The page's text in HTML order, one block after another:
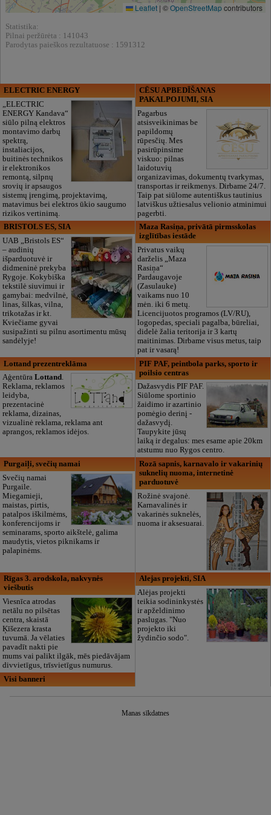
Leaflet | ©OpenStreetMapcontributors
Statistika:
Pilnai peržūrėta : 141043
Parodytas paieškos rezultatuose : 1591312
ELECTRIC ENERGY
„ELECTRIC
ENERGY Kandava“
siūlo pilną elektros
montavimo darbų
spektrą,
instaliacijos,
buitinės technikos
ir elektronikos
remontą, silpnų
srovių ir apsaugos
sistemų įrengimą, projektavimą,
matavimus bei elektros ūkio saugumo
rizikos vertinimą.
CĒSU APBEDĪŠANAS
PAKALPOJUMI, SIA
Pagarbus
atsisveikinimas be
papildomų
rūpesčių. Mes
pasirūpinsime
viskuo: pilnas
laidotuvių
organizavimas, dokumentų tvarkymas,
transportas ir reikmenys. Dirbame 24/7.
Taip pat siūlome autentiškus tautinius
latviškus užtiesalus velionio atminimui
pagerbti.
BRISTOLS ES, SIA
UAB „Bristols ES“
– audinių
išparduotuvė ir
didmeninė prekyba
Rygoje. Kokybiška
tekstilė siuvimui ir
gamybai: medvilnė,
linas, šilkas, vilna,
trikotažas ir kt.
Kviečiame gyvai
susipažinti su pilnu asortimentu mūsų
sandėlyje!
Maza Rasiņa, privātā pirmsskolas
izglītības iestāde
Privatus vaikų
darželis „Maza
Rasiņa“
Pardaugavoje
(Zasulauke)
vaikams nuo 10
mėn. iki 6 metų.
Licencijuotos programos (LV/RU),
logopedas, speciali pagalba, būreliai,
didelė žalia teritorija ir 3 kartų
maitinimas. Dirbame visus metus, taip
pat ir vasarą!
Lottand prezentreklāma
Aģentūra Lottand.
Reklama, reklamos
leidyba,
prezentacinė
reklama, dizainas,
vizualinė reklama, reklama ant
aprangos, reklamos idėjos.
PIF PAF, peintbola parks, sporto ir
poilsio centras
Dažasvydis PIF PAF.
Siūlome sportinio
žaidimo ir azartinio
pomėgio derinį -
dažasvydį.
Taupykite jūsų
laiką ir degalus: mes esame apie 20km
atstumu nuo Rygos centro.
Purgaiļi, svečių namai
Svečių namai
Purgaile.
Miegamieji,
maistas, pirtis,
patalpos iškilmėms,
konferencijoms ir
seminarams, sporto aikštelė, galima
maudytis, vietos piknikams ir
palapinėms.
Rozā sapnis, karnavalo ir vakarinių
suknelių nuoma, internetinė
parduotuvė
Rožinė svajonė.
Karnavalinės ir
vakarinės suknelės,
nuoma ir aksesuarai.
Rīgas 3. arodskola, nakvynės
viešbutis
Viesnīca atrodas
netālu no pilsētas
centra, skaistā
Ķīšezera krasta
tuvumā. Ja vēlaties
pavadīt nakti pie
mums vai palikt ilgāk, mēs piedāvājam
divvietīgus, trīsvietīgus numurus.
Alejas projekti, SIA
Alėjas projekti
teikia sodininkystės
ir apželdinimo
paslugas. "Nuo
projekto iki
žydinčio sodo".
Visi banneri
Manas sīkdatnes